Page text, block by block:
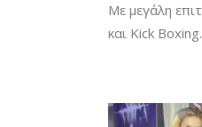
Με μεγάλη
και Kick